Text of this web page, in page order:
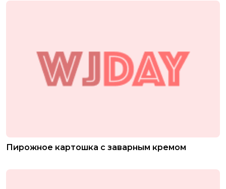
Пирожное картошка с заварным кремом